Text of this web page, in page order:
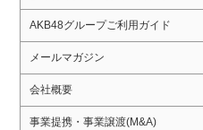
AKB48グループご利用ガイド
メールマガジン
会社概要
事業提携・事業譲渡(M&A)